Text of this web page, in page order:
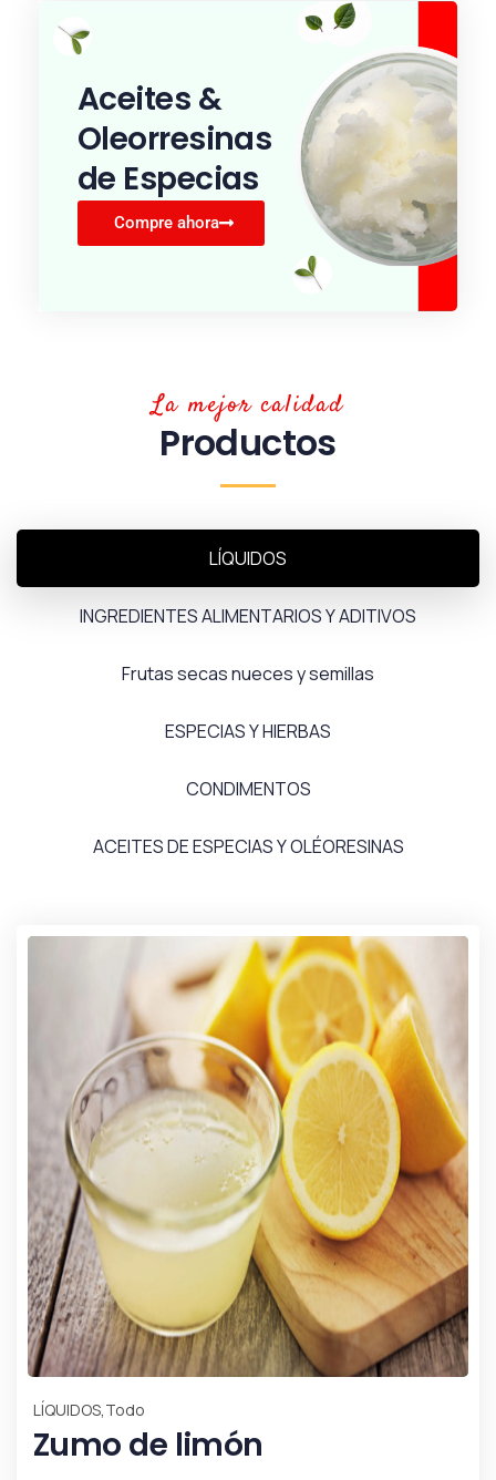
Aceites &
Oleorresinas
de Especias
Compre ahora
La mejor calidad
Productos
LÍQUIDOS
INGREDIENTES ALIMENTARIOS Y ADITIVOS
Frutas secas nueces y semillas
ESPECIAS Y HIERBAS
CONDIMENTOS
ACEITES DE ESPECIAS Y OLÉORESINAS
LÍQUIDOS,Todo
Zumo de limón